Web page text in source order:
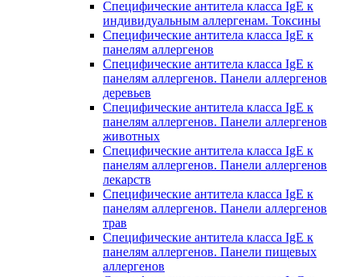
Специфические антитела класса IgE к
индивидуальным аллергенам. Токсины
Специфические антитела класса IgE к
панелям аллергенов
Специфические антитела класса IgE к
панелям аллергенов. Панели аллергенов
деревьев
Специфические антитела класса IgE к
панелям аллергенов. Панели аллергенов
животных
Специфические антитела класса IgE к
панелям аллергенов. Панели аллергенов
лекарств
Специфические антитела класса IgE к
панелям аллергенов. Панели аллергенов
трав
Специфические антитела класса IgE к
панелям аллергенов. Панели пищевых
аллергенов